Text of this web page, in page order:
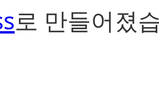
로 만들어졌